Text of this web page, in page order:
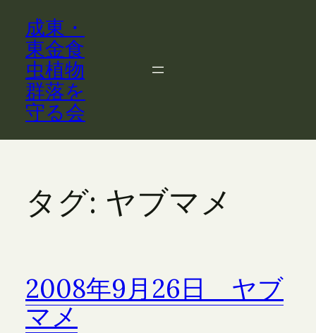
成東・
東金食
虫植物
群落を
守る会
タグ: ヤブマメ
2008年9月26日 ヤブ
マメ